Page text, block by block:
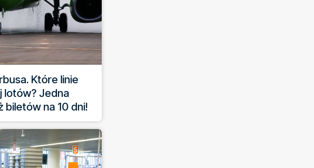
Które linie
lotów? Jedna
biletów na 10 dni!